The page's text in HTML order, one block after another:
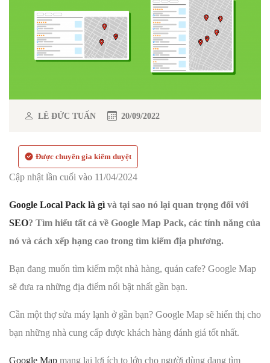
LÊ ĐỨC TUẤN 20/09/2022
Được chuyên gia kiểm duyệt
Cập nhật lần cuối vào 11/04/2024
Google Local Pack là gì và tại sao nó lại quan trọng đối với
SEO? Tìm hiểu tất cả về Google Map Pack, các tính năng của
nó và cách xếp hạng cao trong tìm kiếm địa phương.
Bạn đang muốn tìm kiếm một nhà hàng, quán cafe? Google Map
sẽ đưa ra những địa điểm nổi bật nhất gần bạn.
Cần một thợ sửa máy lạnh ở gần bạn? Google Map sẽ hiển thị cho
bạn những nhà cung cấp được khách hàng đánh giá tốt nhất.
Google Map mang lại lợi ích to lớn cho người dùng đang tìm